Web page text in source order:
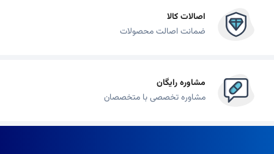
اصالات کالا
ضمانت اصالت محصولات
مشاوره رایگان
مشاوره تخصصی با متخصصان